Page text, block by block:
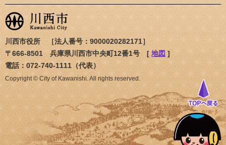
川西市役所 ［法人番号：9000020282171］
〒666-8501 兵庫県川西市中央町12番1号 [ 地図 ]
電話：072-740-1111（代表）
Copyright © City of Kawanishi. All rights reserved.